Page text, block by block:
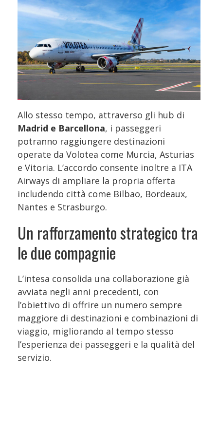
Allo stesso tempo, attraverso gli hub di
Madrid e Barcellona, i passeggeri
potranno raggiungere destinazioni
operate da Volotea come Murcia, Asturias
e Vitoria. L’accordo consente inoltre a ITA
Airways di ampliare la propria offerta
includendo città come Bilbao, Bordeaux,
Nantes e Strasburgo.
Un rafforzamento strategico tra
le due compagnie
L’intesa consolida una collaborazione già
avviata negli anni precedenti, con
l’obiettivo di offrire un numero sempre
maggiore di destinazioni e combinazioni di
viaggio, migliorando al tempo stesso
l’esperienza dei passeggeri e la qualità del
servizio.